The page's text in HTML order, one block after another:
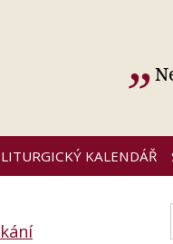
LITURGICKÝ KALENDÁŘ